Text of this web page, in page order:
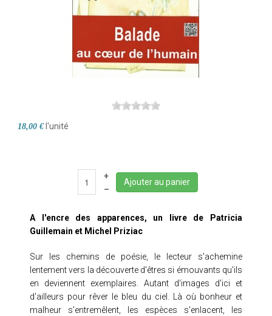
CEL
LIVRES EN FÊTE 2025
LIVRES EN FÊTE 2024
AUTRES ÉVÉNEMENTS
CONTACT
18,00 € l'unité
+
–
Ajouter au panier
A l'encre des apparences, un livre de Patricia
Guillemain et Michel Priziac
Sur les chemins de poésie, le lecteur s'achemine
lentement vers la découverte d'êtres si émouvants qu'ils
en deviennent exemplaires. Autant d'images d'ici et
d'ailleurs pour rêver le bleu du ciel. Là où bonheur et
malheur s'entremêlent, les espèces s'enlacent, les